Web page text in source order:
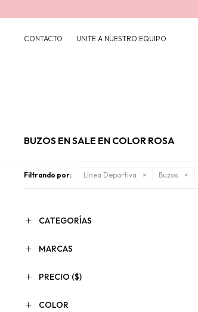
CONTACTO UNITE A NUESTRO EQUIPO
BUZOS EN SALE EN COLOR ROSA
Filtrando por: Línea Deportiva Buzos
CATEGORÍAS
MARCAS
PRECIO ($)
COLOR